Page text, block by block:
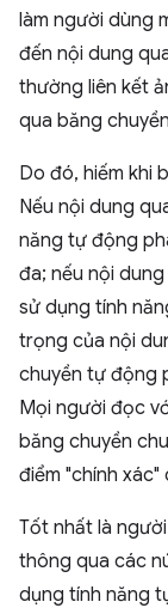
làm người dùng
đến nội dung
thường liên kết
qua băng
Do đó, hiếm khi
Nếu nội dung
năng tự động
đa; nếu nội
sử dụng tính
trọng của nội
chuyền tự động
Mọi người đọc
băng chuyền
điểm "chính
Tốt nhất là
thông qua các
dụng tính năng